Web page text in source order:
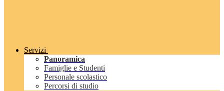
Servizi
Panoramica
Famiglie e Studenti
Personale scolastico
Percorsi di studio